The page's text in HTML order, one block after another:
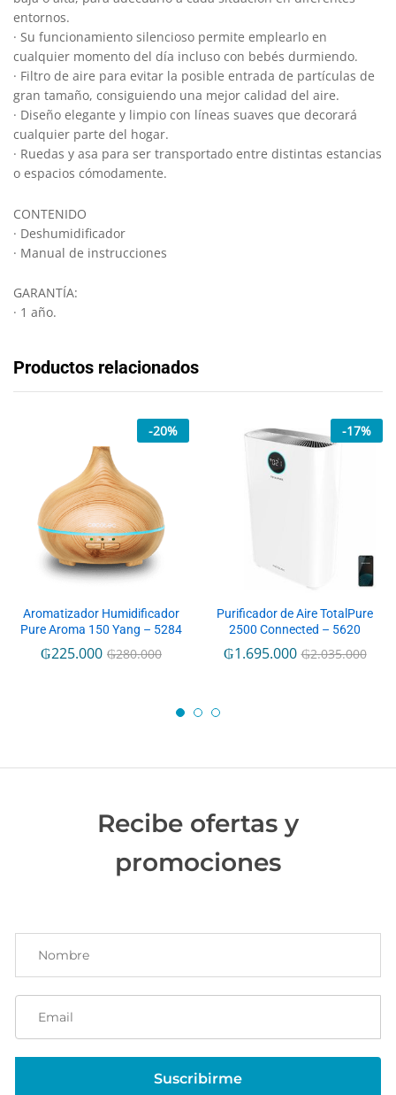
entornos.
· Su funcionamiento silencioso permite emplearlo en
cualquier momento del día incluso con bebés durmiendo.
· Filtro de aire para evitar la posible entrada de partículas de
gran tamaño, consiguiendo una mejor calidad del aire.
· Diseño elegante y limpio con líneas suaves que decorará
cualquier parte del hogar.
· Ruedas y asa para ser transportado entre distintas estancias
o espacios cómodamente.
CONTENIDO
· Deshumidificador
· Manual de instrucciones
GARANTÍA:
· 1 año.
Productos relacionados
-20%
Aromatizador Humidificador
Pure Aroma 150 Yang – 5284
₲225.000 ₲280.000
-17%
Purificador de Aire TotalPure
2500 Connected – 5620
₲1.695.000 ₲2.035.000
Recibe ofertas y
promociones